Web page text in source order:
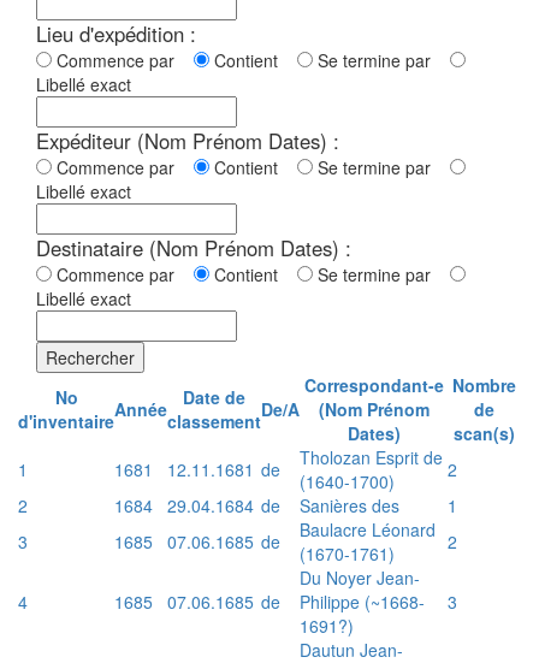
Lieu d'expédition :
Commence par Contient
Se termine par
Libellé exact
Expéditeur (Nom Prénom Dates) :
Commence par Contient
Se termine par
Libellé exact
Destinataire (Nom Prénom Dates) :
Commence par Contient
Se termine par
Libellé exact
Rechercher
No
d'inventaireAnnée
Date de
classementDe/A
Correspondant-e
(Nom Prénom
Dates)
Nombre
de
scan(s)
1
1681 12.11.1681 de
Tholozan Esprit de
(1640-1700)
2
2
1684 29.04.1684 de Sanières des
1
3
1685 07.06.1685 de
Baulacre Léonard
(1670-1761)
2
4 1685 07.06.1685 de
Du Noyer Jean-
Philippe (~1668-
1691?)
3
Dautun Jean-